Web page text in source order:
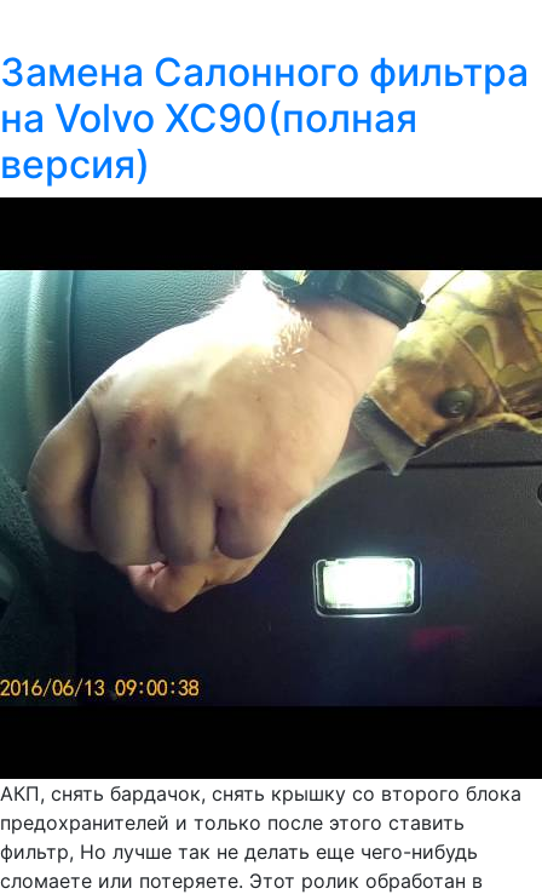
Замена Салонного фильтра
на Volvo XC90(полная
версия)
АКП, снять бардачок, снять крышку со второго блока
предохранителей и только после этого ставить
фильтр, Но лучше так не делать еще чего-нибудь
сломаете или потеряете. Этот ролик обработан в